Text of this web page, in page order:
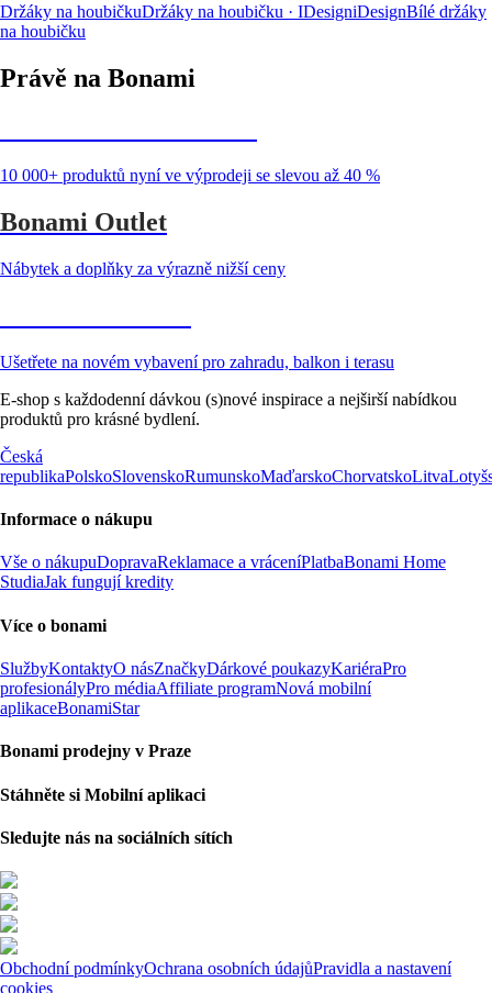
Držáky na houbičkuDržáky na houbičku · IDesigniDesignBílé držáky
na houbičku
Právě na Bonami
10 000+ produktů nyní ve výprodeji se slevou až 40 %
Bonami Outlet
Nábytek a doplňky za výrazně nižší ceny
Ušetřete na novém vybavení pro zahradu, balkon i terasu
E-shop s každodenní dávkou (s)nové inspirace a nejširší nabídkou
produktů pro krásné bydlení.
Česká
republikaPolskoSlovenskoRumunskoMaďarskoChorvatskoLitva
Informace o nákupu
Vše o nákupuDopravaReklamace a vráceníPlatbaBonami Home
StudiaJak fungují kredity
Více o bonami
SlužbyKontaktyO násZnačkyDárkové poukazyKariéraPro
profesionályPro médiaAffiliate programNová mobilní
aplikaceBonamiStar
Bonami prodejny v Praze
Stáhněte si Mobilní aplikaci
Sledujte nás na sociálních sítích
Obchodní podmínkyOchrana osobních údajůPravidla a nastavení
cookies